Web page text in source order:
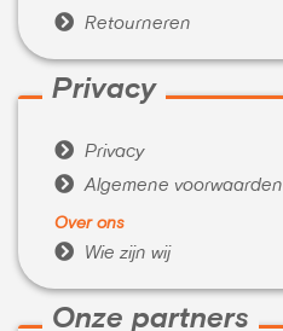
 Retourneren
Privacy
 Privacy
 Algemene voorwaarden
Over ons
 Wie zijn wij
Onze partners